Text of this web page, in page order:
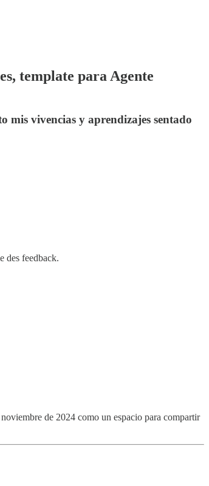
template para Agente
mis vivencias y aprendizajes sentado
des feedback.
de 2024 como un espacio para compartir